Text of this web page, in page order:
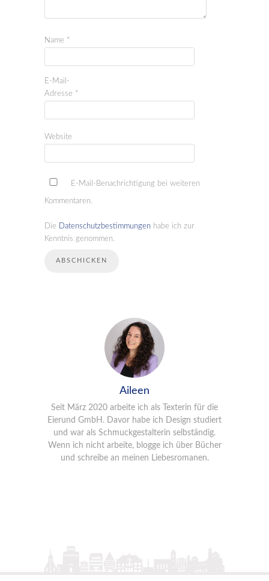
Name *
E-Mail-
Adresse *
Website
E-Mail-Benachrichtigung bei weiteren
Kommentaren.
Die Datenschutzbestimmungen habe ich zur
Kenntnis genommen.
Aileen
Seit März 2020 arbeite ich als Texterin für die
Eierund GmbH. Davor habe ich Design studiert
und war als Schmuckgestalterin selbständig.
Wenn ich nicht arbeite, blogge ich über Bücher
und schreibe an meinen Liebesromanen.